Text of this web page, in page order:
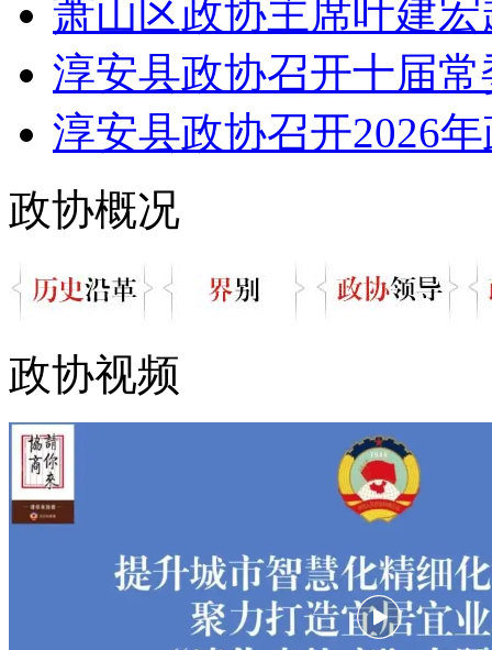
萧山区政协主席叶建
淳安县政协召开十届
淳安县政协召开2026
政协概况
政协视频